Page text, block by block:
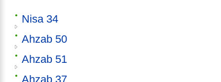
Nisa 34
Ahzab 50
Ahzab 51
Ahzab 37